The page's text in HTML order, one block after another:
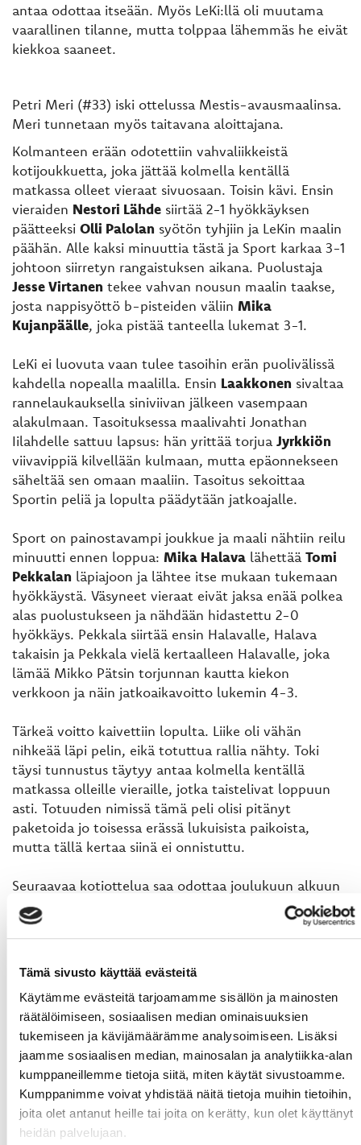
Tämä sivusto käyttää evästeitä
Käytämme evästeitä tarjoamamme sisällön ja mainosten
räätälöimiseen, sosiaalisen median ominaisuuksien
tukemiseen ja kävijämäärämme analysoimiseen. Lisäksi
jaamme sosiaalisen median, mainosalan ja analytiikka-alan
kumppaneillemme tietoja siitä, miten käytät sivustoamme.
Kumppanimme voivat yhdistää näitä tietoja muihin tietoihin,
joita olet antanut heille tai joita on kerätty, kun olet käyttänyt
heidän palvelujaan.
antaa odottaa itseään. Myös LeKi:llä oli muutama
vaarallinen tilanne, mutta tolppaa lähemmäs he eivät
kiekkoa saaneet.
Petri Meri (#33) iski ottelussa Mestis-avausmaalinsa.
Meri tunnetaan myös taitavana aloittajana.
Kolmanteen erään odotettiin vahvaliikkeistä
kotijoukkuetta, joka jättää kolmella kentällä
matkassa olleet vieraat sivuosaan. Toisin kävi. Ensin
vieraiden Nestori Lähde siirtää 2-1 hyökkäyksen
päätteeksi Olli Palolan syötön tyhjiin ja LeKin maalin
päähän. Alle kaksi minuuttia tästä ja Sport karkaa 3-1
johtoon siirretyn rangaistuksen aikana. Puolustaja
Jesse Virtanen tekee vahvan nousun maalin taakse,
josta nappisyöttö b-pisteiden väliin Mika
Kujanpäälle, joka pistää tanteella lukemat 3-1.
LeKi ei luovuta vaan tulee tasoihin erän puolivälissä
kahdella nopealla maalilla. Ensin Laakkonen sivaltaa
rannelaukauksella siniviivan jälkeen vasempaan
alakulmaan. Tasoituksessa maalivahti Jonathan
Iilahdelle sattuu lapsus: hän yrittää torjua Jyrkkiön
viivavippiä kilvellään kulmaan, mutta epäonnekseen
säheltää sen omaan maaliin. Tasoitus sekoittaa
Sportin peliä ja lopulta päädytään jatkoajalle.
Sport on painostavampi joukkue ja maali nähtiin reilu
minuutti ennen loppua: Mika Halava lähettää Tomi
Pekkalan läpiajoon ja lähtee itse mukaan tukemaan
hyökkäystä. Väsyneet vieraat eivät jaksa enää polkea
alas puolustukseen ja nähdään hidastettu 2-0
hyökkäys. Pekkala siirtää ensin Halavalle, Halava
takaisin ja Pekkala vielä kertaalleen Halavalle, joka
lämää Mikko Pätsin torjunnan kautta kiekon
verkkoon ja näin jatkoaikavoitto lukemin 4-3.
Tärkeä voitto kaivettiin lopulta. Liike oli vähän
nihkeää läpi pelin, eikä totuttua rallia nähty. Toki
täysi tunnustus täytyy antaa kolmella kentällä
matkassa olleille vieraille, jotka taistelivat loppuun
asti. Totuuden nimissä tämä peli olisi pitänyt
paketoida jo toisessa erässä lukuisista paikoista,
mutta tällä kertaa siinä ei onnistuttu.
Seuraavaa kotiottelua saa odottaa joulukuun alkuun
saakka, kun 01.12. vieraaksi saapuu SaPKo. Tuota
ennen Sportilla on 3 vierasottelua järjestyksessä HCK,
TUTO Hockey ja KooKoo.
Palkitut pelaajat:
Tomi Pekkala, Sport - Veikkauksen Kultainen kypärä 1
Olli Palola, LeKi - Veikkauksen Kultainen kypärä 1
Teksti: Taneli Jokela
Kuvat: Michael Nyby